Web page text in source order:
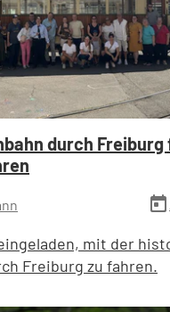
durch
today
mit der
Freiburg zu fahren.